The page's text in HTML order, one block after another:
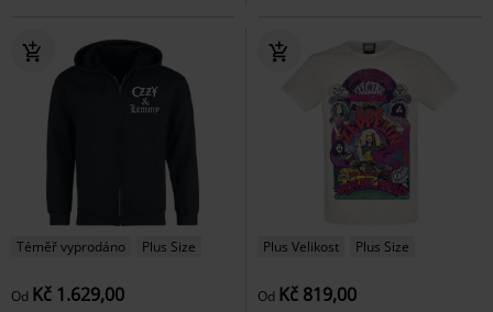
Téměř vyprodáno Plus Size
Od Kč 1.629,00
Plus Velikost Plus Size
Od Kč 819,00